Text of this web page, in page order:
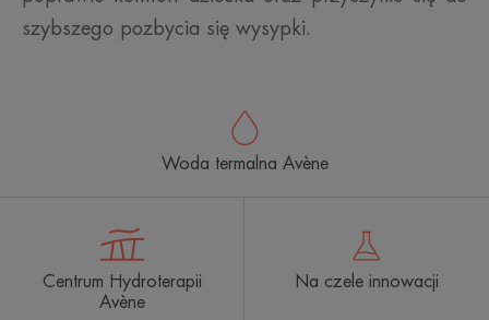
szybszego pozbycia się wysypki.
Woda termalna Avène
Centrum Hydroterapii
Avène
Na czele innowacji